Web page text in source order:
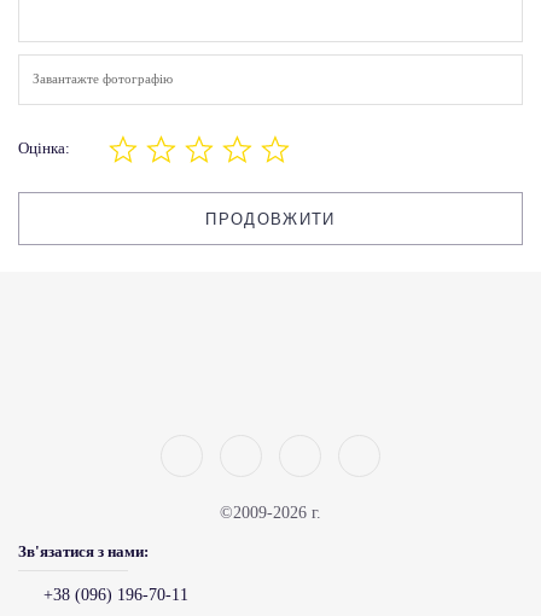
Завантажте фотографію
Оцінка:
ПРОДОВЖИТИ
©2009-2026 г.
Зв'язатися з нами:
+38 (096) 196-70-11